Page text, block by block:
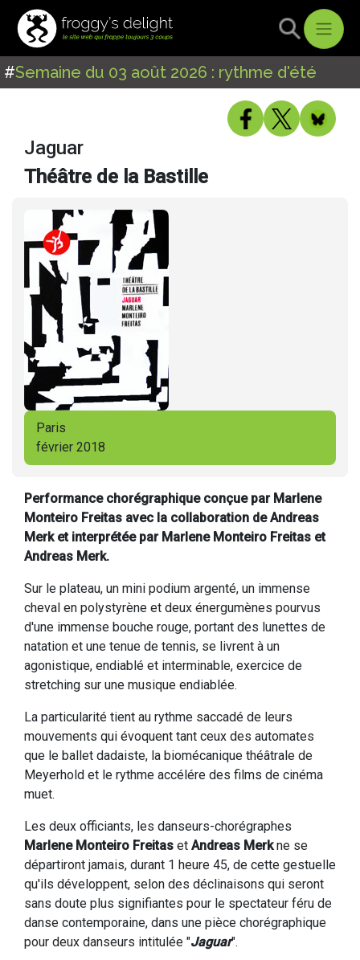
#Semaine du 03 août 2026 : rythme d'été
Jaguar
Théâtre de la Bastille
Paris
février 2018
Performance chorégraphique conçue par Marlene
Monteiro Freitas avec la collaboration de Andreas
Merk et interprétée par Marlene Monteiro Freitas et
Andreas Merk.
Sur le plateau, un mini podium argenté, un immense
cheval en polystyrène et deux énergumènes pourvus
d'une immense bouche rouge, portant des lunettes de
natation et une tenue de tennis, se livrent à un
agonistique, endiablé et interminable, exercice de
stretching sur une musique endiablée.
La particularité tient au rythme saccadé de leurs
mouvements qui évoquent tant ceux des automates
que le ballet dadaiste, la biomécanique théâtrale de
Meyerhold et le rythme accélére des films de cinéma
muet.
Les deux officiants, les danseurs-chorégraphes
Marlene Monteiro Freitas et Andreas Merkne se
départiront jamais, durant 1 heure 45, de cette gestuelle
qu'ils développent, selon des déclinaisons qui seront
sans doute plus signifiantes pour le spectateur féru de
danse contemporaine, dans une pièce chorégraphique
pour deux danseurs intitulée "Jaguar".